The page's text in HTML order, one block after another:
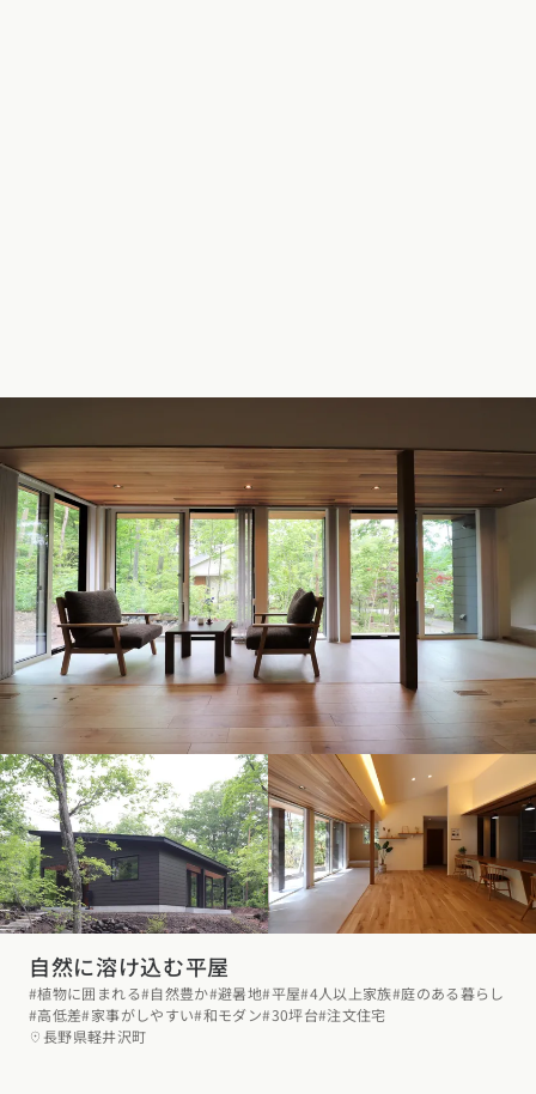
自然に溶け込む平屋
#植物に囲まれる#自然豊か#避暑地#平屋#4人以上家族#庭のある暮らし
#高低差#家事がしやすい#和モダン#30坪台#注文住宅
長野県軽井沢町